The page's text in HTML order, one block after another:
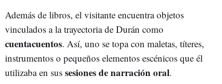
Además de libros, el visitante encuentra objetos
vinculados a la trayectoria de Durán como
cuentacuentos. Así, uno se topa con maletas, títeres,
instrumentos o pequeños elementos escénicos que él
utilizaba en sus sesiones de narración oral.